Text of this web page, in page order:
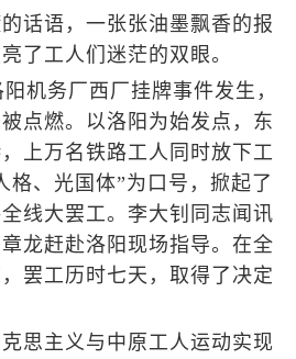
语，一张张油墨飘香的报
了工人们迷茫的双眼。
务厂西厂挂牌事件发生，
点燃。以洛阳为始发点，东
上万名铁路工人同时放下工
格、光国体”为口号，掀起了
线大罢工。李大钊同志闻讯
龙赶赴洛阳现场指导。在全
罢工历时七天，取得了决定
主义与中原工人运动实现